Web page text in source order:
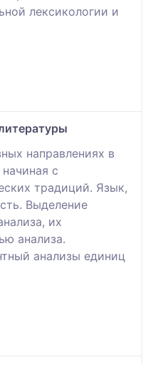
лексикологии и
направлениях в
с
традиций. Язык,
Выделение
их
анализа.
анализы единиц